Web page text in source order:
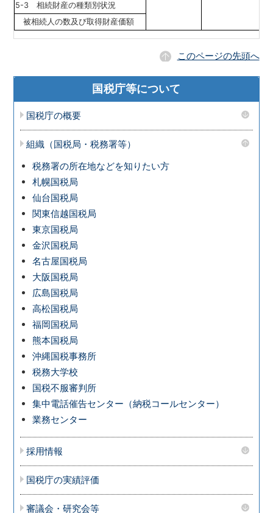
5-3 相続財産の種類別状況
被相続人の数及び取得財産価額
このページの先頭へ
国税庁等について
国税庁の概要
組織（国税局・税務署等）
税務署の所在地などを知りたい方
札幌国税局
仙台国税局
関東信越国税局
東京国税局
金沢国税局
名古屋国税局
大阪国税局
広島国税局
高松国税局
福岡国税局
熊本国税局
沖縄国税事務所
税務大学校
国税不服審判所
集中電話催告センター（納税コールセンター）
業務センター
採用情報
国税庁の実績評価
審議会・研究会等